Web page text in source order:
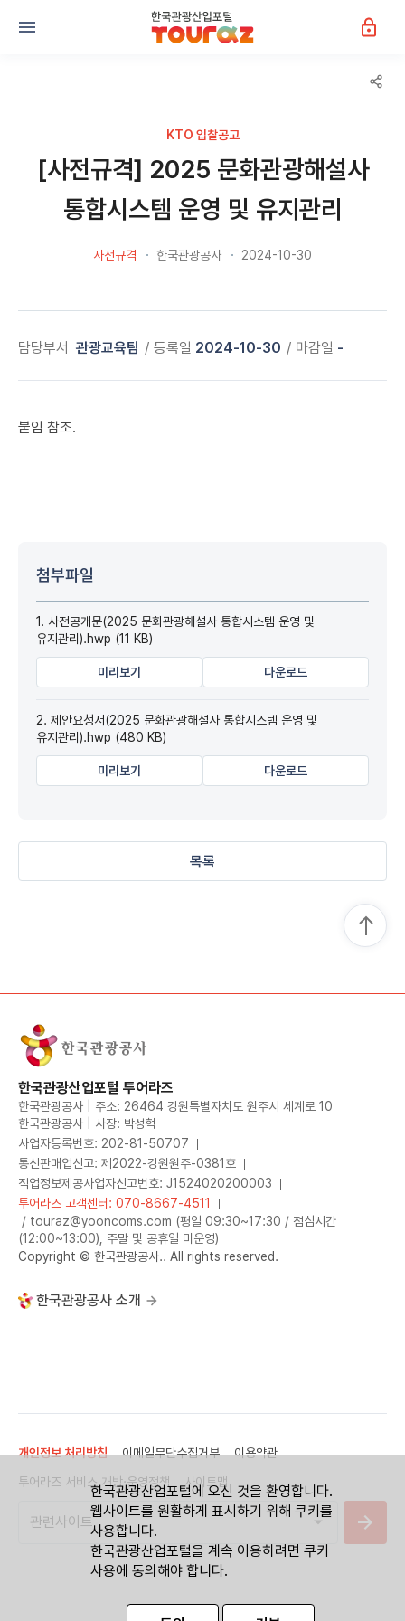
KTO 입찰공고
[사전규격] 2025 문화관광해설사
통합시스템 운영 및 유지관리
사전규격 한국관광공사 2024-10-30
담당부서 관광교육팀 등록일 2024-10-30 마감일 -
붙임 참조.
첨부파일
1. 사전공개문(2025 문화관광해설사 통합시스템 운영 및
유지관리).hwp (11 KB)
미리보기 다운로드
2. 제안요청서(2025 문화관광해설사 통합시스템 운영 및
유지관리).hwp (480 KB)
미리보기 다운로드
목록
한국관광산업포털 투어라즈
한국관광공사 | 주소: 26464 강원특별자치도 원주시 세계로 10
한국관광공사 | 사장: 박성혁
사업자등록번호: 202-81-50707
통신판매업신고: 제2022-강원원주-0381호
직업정보제공사업자신고번호: J1524020200003
투어라즈 고객센터: 070-8667-4511
/ touraz@yooncoms.com (평일 09:30~17:30 / 점심시간
(12:00~13:00), 주말 및 공휴일 미운영)
Copyright © 한국관광공사.. All rights reserved.
한국관광공사 소개
개인정보 처리방침 이메일무단수집거부
이용약관
투어라즈 서비스 개방·운영정책
사이트맵
한국관광산업포털에 오신 것을 환영합니다.
웹사이트를 원활하게 표시하기 위해 쿠키를
사용합니다.
한국관광산업포털을 계속 이용하려면 쿠키
사용에 동의해야 합니다.